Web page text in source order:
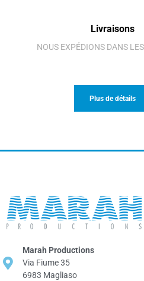
Livraisons
NOUS EXPÉDIONS DANS
Plus de détails
Marah Productions
Via Fiume 35
6983 Magliaso